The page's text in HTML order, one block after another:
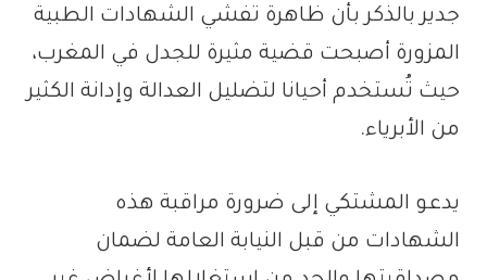
جدير بالذكر بأن ظاهرة تفشي الشهادات الطبية
المزورة أصبحت قضية مثيرة للجدل في المغرب،
حيث تُستخدم أحيانا لتضليل العدالة وإدانة الكثير
من الأبرياء.
يدعو المشتكي إلى ضرورة مراقبة هذه
الشهادات من قبل النيابة العامة لضمان